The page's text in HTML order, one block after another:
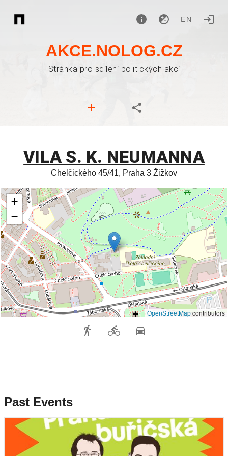
EN
AKCE.NOLOG.CZ
Stránka pro sdílení politických akcí
VILA S. K. NEUMANNA
Chelčického 45/41, Praha 3 Žižkov
+
−
OpenStreetMapcontributors
Past Events